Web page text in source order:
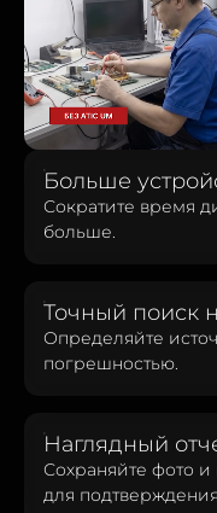
Больше
Сократите время
больше.
Точный поиск
Определяйте
погрешностью.
Наглядный
Сохраняйте фото
для